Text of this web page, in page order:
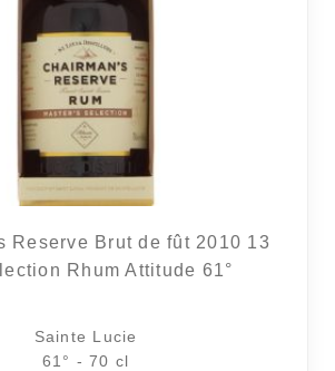
Reserve Brut de fût 2010 13
Rhum Attitude 61°
Sainte Lucie
61° - 70 cl